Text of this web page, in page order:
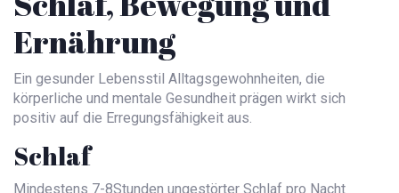
Ernährung
Ein gesunder Lebensstil Alltagsgewohnheiten, die
körperliche und mentale Gesundheit prägen wirkt sich
positiv auf die Erregungsfähigkeit aus.
Schlaf
Mindestens 7-8Stunden ungestörter Schlaf pro Nacht